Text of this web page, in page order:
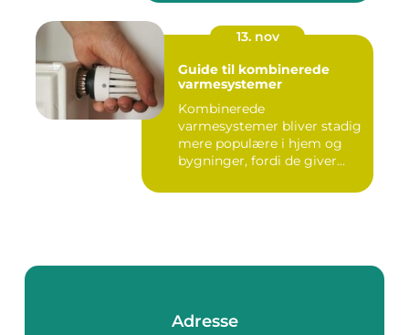
13. nov
Guide til kombinerede
varmesystemer
Kombinerede
varmesystemer bliver stadig
mere populære i hjem og
bygninger, fordi de giver
Adresse